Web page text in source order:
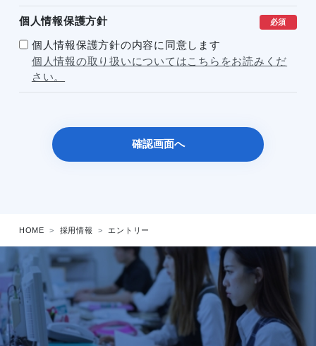
個人情報保護方針 必須
個人情報保護方針の内容に同意します
個人情報の取り扱いについてはこちらをお読みくだ
さい。
HOME 採用情報 エントリー